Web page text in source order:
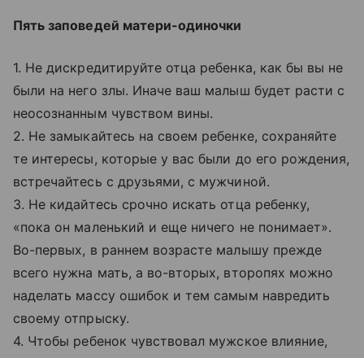
Пять заповедей матери-одиночки
1. Не дискредитируйте отца ребенка, как бы вы не
были на него злы. Иначе ваш малыш будет расти с
неосознанным чувством вины.
2. Не замыкайтесь на своем ребенке, сохраняйте
те интересы, которые у вас были до его рождения,
встречайтесь с друзьями, с мужчиной.
3. Не кидайтесь срочно искать отца ребенку,
«пока он маленький и еще ничего не понимает».
Во-первых, в раннем возрасте малышу прежде
всего нужна мать, а во-вторых, второпях можно
наделать массу ошибок и тем самым навредить
своему отпрыску.
4. Чтобы ребенок чувствовал мужское влияние,